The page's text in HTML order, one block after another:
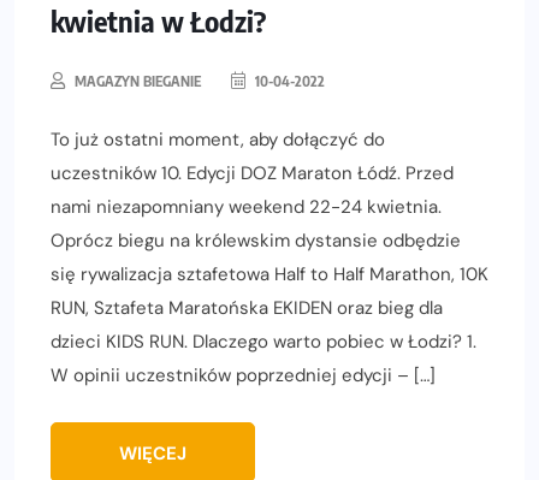
kwietnia w Łodzi?
MAGAZYN BIEGANIE 10-04-2022
To już ostatni moment, aby dołączyć do
uczestników 10. Edycji DOZ Maraton Łódź. Przed
nami niezapomniany weekend 22-24 kwietnia.
Oprócz biegu na królewskim dystansie odbędzie
się rywalizacja sztafetowa Half to Half Marathon, 10K
RUN, Sztafeta Maratońska EKIDEN oraz bieg dla
dzieci KIDS RUN. Dlaczego warto pobiec w Łodzi? 1.
W opinii uczestników poprzedniej edycji – […]
WIĘCEJ